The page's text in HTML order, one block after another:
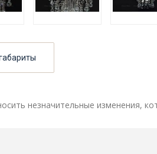
незначительные изменения,